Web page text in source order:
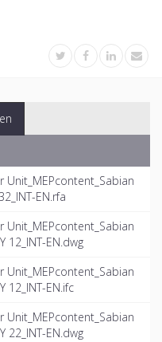
Unit_MEPcontent_Sabian
EN.rfa
Unit_MEPcontent_Sabian
12_INT-EN.dwg
Unit_MEPcontent_Sabian
12_INT-EN.ifc
Unit_MEPcontent_Sabian
22_INT-EN.dwg